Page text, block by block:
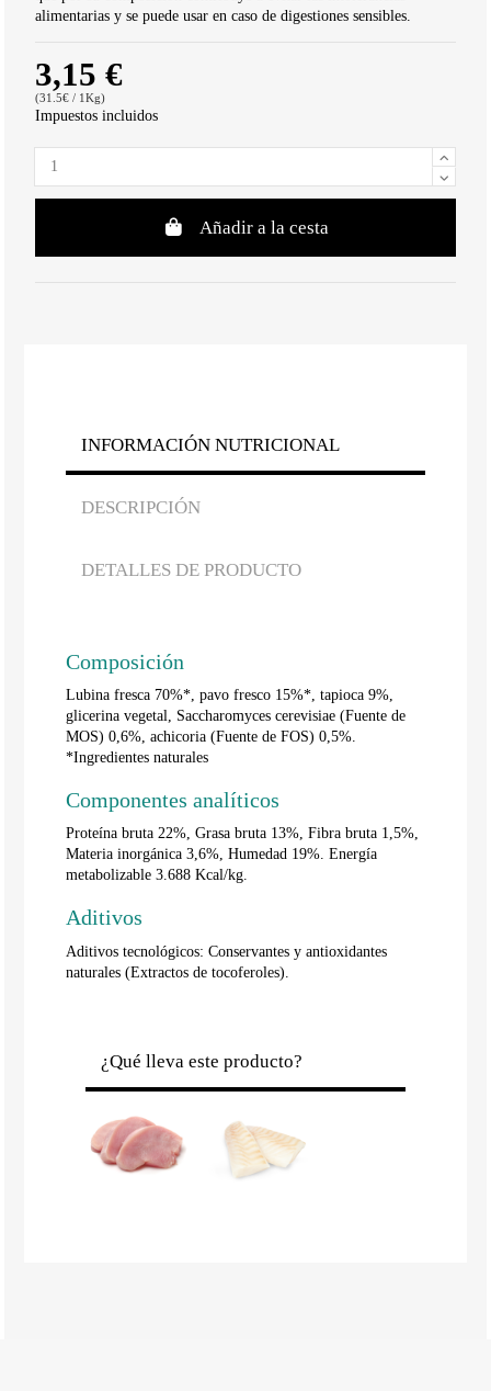
alimentarias y se puede usar en caso de digestiones sensibles.
3,15 €
(31.5€ / 1Kg)
Impuestos incluidos
Añadir a la cesta
INFORMACIÓN NUTRICIONAL
DESCRIPCIÓN
DETALLES DE PRODUCTO
Composición
Lubina fresca 70%*, pavo fresco 15%*, tapioca 9%,
glicerina vegetal, Saccharomyces cerevisiae (Fuente de
MOS) 0,6%, achicoria (Fuente de FOS) 0,5%.
*Ingredientes naturales
Componentes analíticos
Proteína bruta 22%, Grasa bruta 13%, Fibra bruta 1,5%,
Materia inorgánica 3,6%, Humedad 19%. Energía
metabolizable 3.688 Kcal/kg.
Aditivos
Aditivos tecnológicos: Conservantes y antioxidantes
naturales (Extractos de tocoferoles).
¿Qué lleva este producto?